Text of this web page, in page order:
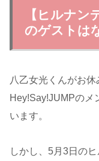
【ヒルナン
のゲストは
八乙女光くんがお
Hey!Say!JUMPのメ
います。
しかし、5月3日の